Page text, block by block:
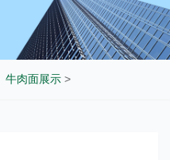
牛肉面展示 >